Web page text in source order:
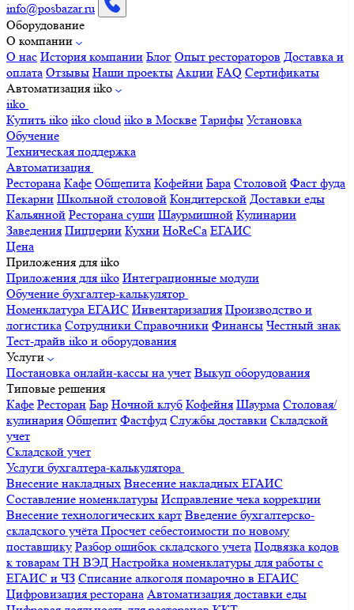
info@posbazar.ru
Оборудование
О компании
О нас История компании Блог Опыт рестораторов Доставка и
оплата Отзывы Наши проекты Акции FAQ Сертификаты
Автоматизация iiko
iiko
Купить iiko iiko cloud iiko в Москве Тарифы Установка
Обучение
Техническая поддержка
Автоматизация
Ресторана Кафе Общепита Кофейни Бара Столовой Фаст фуда
Пекарни Школьной столовой Кондитерской Доставки еды
Кальянной Ресторана суши Шаурмишной Кулинарии
Заведения Пиццерии Кухни HoReCa ЕГАИС
Цена
Приложения для iiko
Приложения для iiko Интеграционные модули
Обучение бухгалтер-калькулятор
Номенклатура ЕГАИС Инвентаризация Производство и
логистика Сотрудники Справочники Финансы Честный знак
Тест-драйв iiko и оборудования
Услуги
Постановка онлайн-кассы на учет Выкуп оборудования
Типовые решения
Кафе Ресторан Бар Ночной клуб Кофейня Шаурма Столовая/
кулинария Общепит Фастфуд Службы доставки Складской
учет
Складской учет
Услуги бухгалтера-калькулятора
Внесение накладных Внесение накладных ЕГАИС
Составление номенклатуры Исправление чека коррекции
Внесение технологических карт Введение бухгалтерско-
складского учёта Просчет себестоимости по новому
поставщику Разбор ошибок складского учета Подвязка кодов
к товарам ТН ВЭД Настройка номенклатуры для работы с
ЕГАИС и ЧЗ Списание алкоголя помарочно в ЕГАИС
Цифровизация ресторана Автоматизация доставки еды